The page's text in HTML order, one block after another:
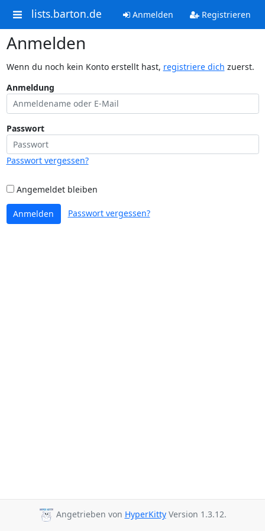
lists.barton.de Anmelden Registrieren
Anmelden
Wenn du noch kein Konto erstellt hast, registriere dich zuerst.
Anmeldung
Passwort
Passwort vergessen?
Angemeldet bleiben
Anmelden Passwort vergessen?
Angetrieben von HyperKittyVersion 1.3.12.